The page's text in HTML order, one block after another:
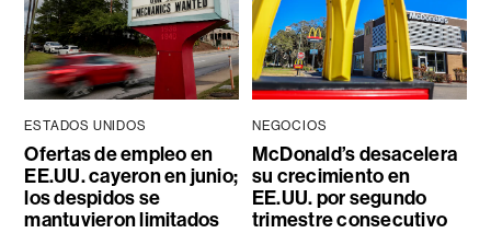
ESTADOS UNIDOS
Ofertas de empleo en
EE.UU. cayeron en junio;
los despidos se
mantuvieron limitados
NEGOCIOS
McDonald’s desacelera
su crecimiento en
EE.UU. por segundo
trimestre consecutivo